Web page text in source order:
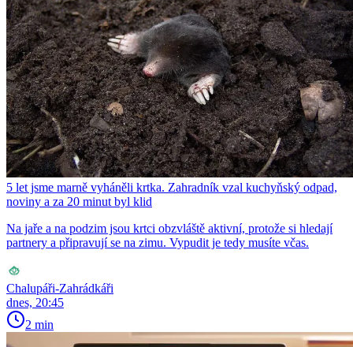
5 let jsme marně vyháněli krtka. Zahradník vzal kuchyňský odpad,
noviny a za 20 minut byl klid
Na jaře a na podzim jsou krtci obzvláště aktivní, protože si hledají
partnery a připravují se na zimu. Vypudit je tedy musíte včas.
Chalupáři-Zahrádkáři
dnes, 20:45
2 min